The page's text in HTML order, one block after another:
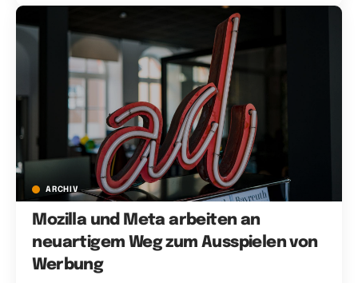
ARCHIV
Mozilla und Meta arbeiten an
neuartigem Weg zum Ausspielen von
Werbung